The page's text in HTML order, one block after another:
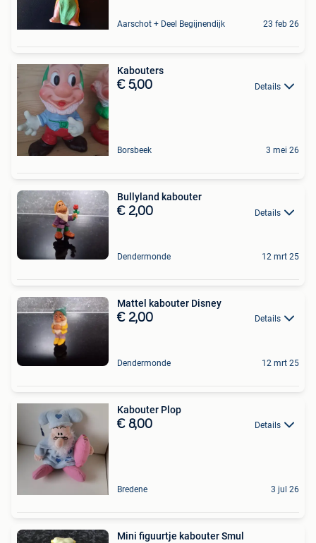
Aarschot + Deel Begijnendijk 23 feb 26
Kabouters
€ 5,00 Details
Borsbeek 3 mei 26
Bullyland kabouter
€ 2,00 Details
Dendermonde 12 mrt 25
Mattel kabouter Disney
€ 2,00 Details
Dendermonde 12 mrt 25
Kabouter Plop
€ 8,00 Details
Bredene 3 jul 26
Mini figuurtje kabouter Smul